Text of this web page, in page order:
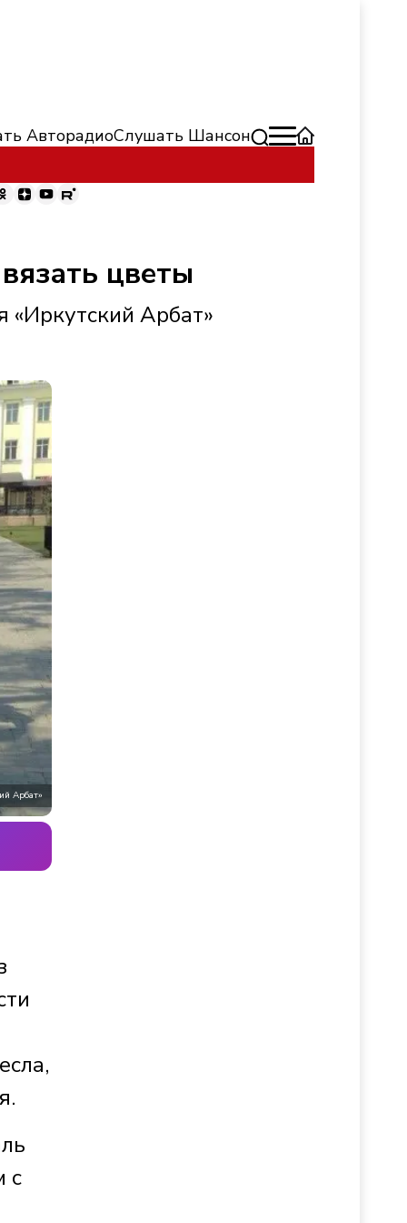
АвторадиоСлушать Шансон
цветы
«Иркутский Арбат»
Арбат»
с